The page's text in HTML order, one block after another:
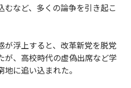
むなど、多くの論争を引き起こ
が浮上すると、改革新党を脱党
が、高校時代の虚偽出席など学
に追い込まれた。